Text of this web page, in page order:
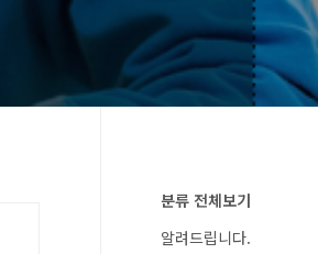
분류 전체보기
알려드립니다.